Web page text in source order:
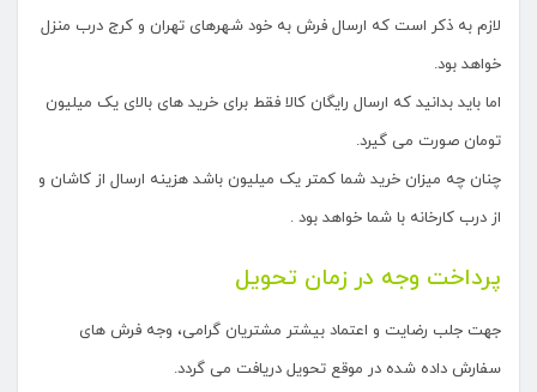
لازم به ذکر است که ارسال فرش به خود شهرهای تهران و کرج درب منزل
خواهد بود.
اما باید بدانید که ارسال رایگان کالا فقط برای خرید های بالای یک میلیون
تومان صورت می گیرد.
چنان چه میزان خرید شما کمتر یک میلیون باشد هزینه ارسال از کاشان و
از درب کارخانه با شما خواهد بود .
پرداخت وجه در زمان تحویل
جهت جلب رضایت و اعتماد بیشتر مشتریان گرامی، وجه فرش های
سفارش داده شده در موقع تحویل دریافت می گردد.